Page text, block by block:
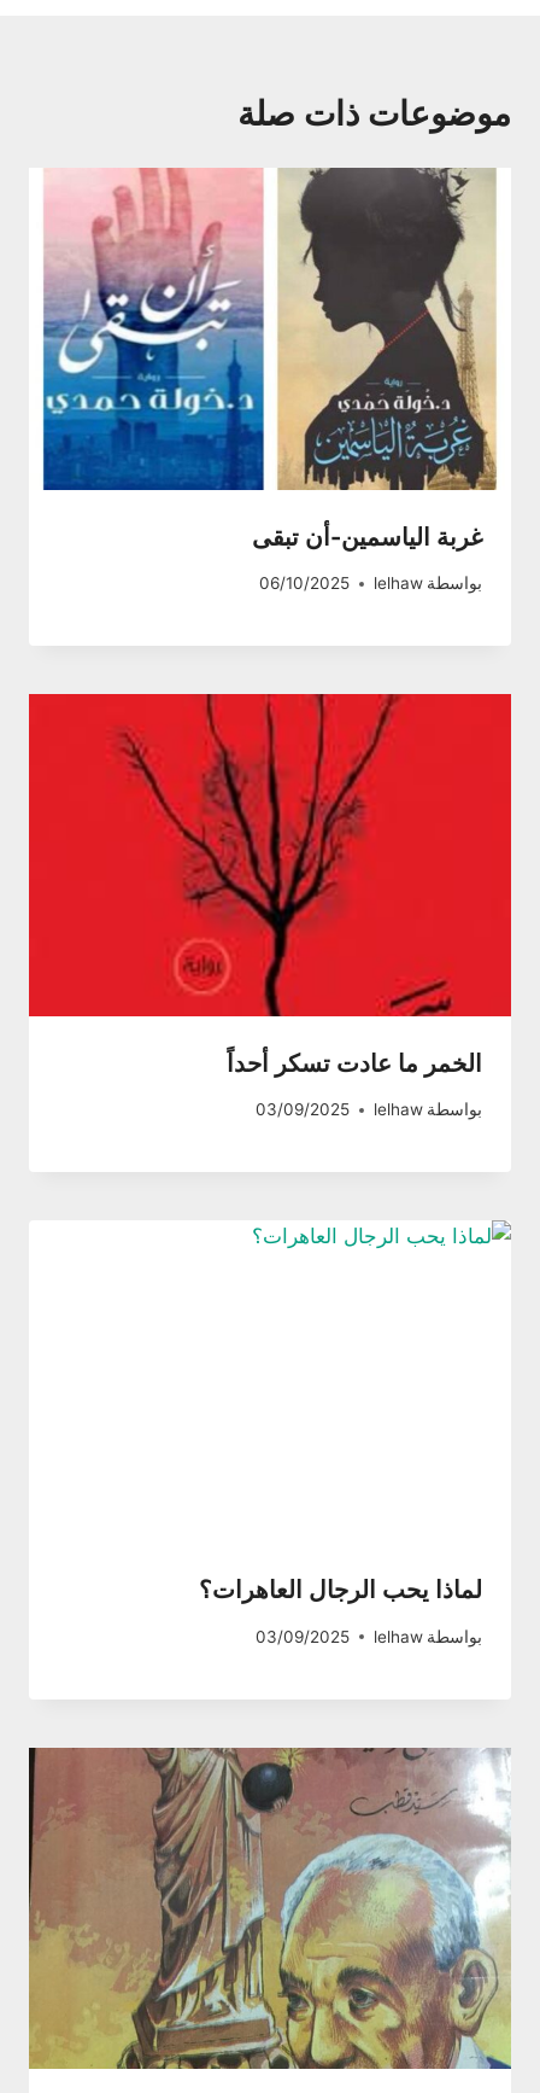
موضوعات ذات صلة
غربة الياسمين-أن تبقى
بواسطة lelhaw
06/10/2025
الخمر ما عادت تسكر أحداً
بواسطة lelhaw
03/09/2025
لماذا يحب الرجال العاهرات؟
بواسطة lelhaw
03/09/2025